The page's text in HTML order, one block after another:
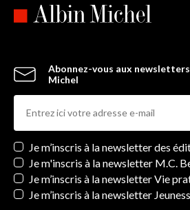
Abonnez-vous aux
Michel
Newsletters
Je m’inscris à la newsletter des
Je m'inscris à la newsletter M.C.
Je m’inscris à la newsletter Vie
Je m’inscris à la newsletter